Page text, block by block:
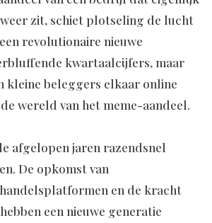
zit, schiet plotseling de lucht
revolutionaire nieuwe
kwartaalcijfers, maar
kleine beleggers elkaar online
wereld van het meme-aandeel.
afgelopen jaren razendsnel
De opkomst van
en de kracht
een nieuwe generatie